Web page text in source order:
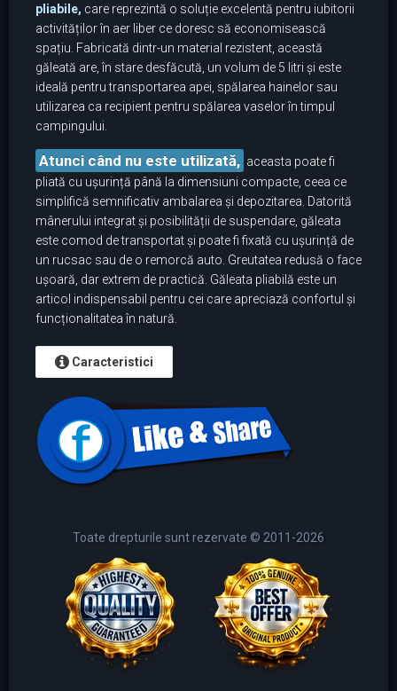
pliabile, care reprezintă o soluție excelentă pentru iubitorii
activităților în aer liber ce doresc să economisească
spațiu. Fabricată dintr-un material rezistent, această
găleată are, în stare desfăcută, un volum de 5 litri și este
ideală pentru transportarea apei, spălarea hainelor sau
utilizarea ca recipient pentru spălarea vaselor în timpul
campingului.
Atunci când nu este utilizată, aceasta poate fi
pliată cu ușurință până la dimensiuni compacte, ceea ce
simplifică semnificativ ambalarea și depozitarea. Datorită
mânerului integrat și posibilității de suspendare, găleata
este comod de transportat și poate fi fixată cu ușurință de
un rucsac sau de o remorcă auto. Greutatea redusă o face
ușoară, dar extrem de practică. Găleata pliabilă este un
articol indispensabil pentru cei care apreciază confortul și
funcționalitatea în natură.
Caracteristici
Toate drepturile sunt rezervate © 2011-2026